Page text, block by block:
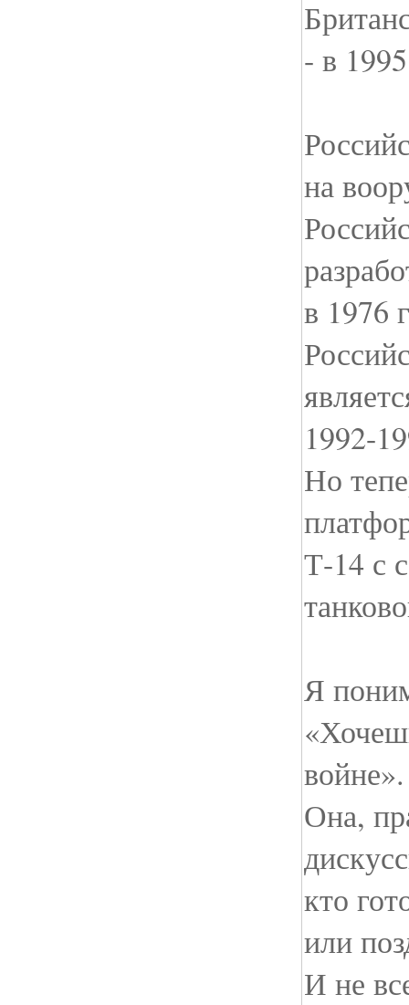
- в
на
в 1976
1992-
Но
Т-14 с
Я
войне».
Она,
кто
или
И не